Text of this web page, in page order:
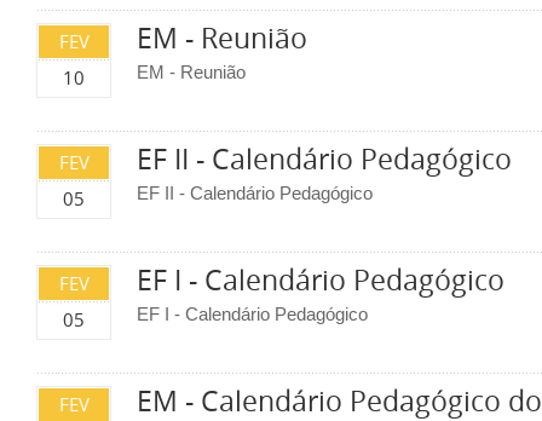
FEV
10
EM - Reunião
EM - Reunião
FEV
05
EF II - Calendário Pedagógico
EF II - Calendário Pedagógico
FEV
05
EF I - Calendário Pedagógico
EF I - Calendário Pedagógico
FEV
EM - Calendário Pedagógico